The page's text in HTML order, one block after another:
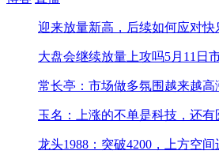
迎来放量新高，后续如何应对快
大盘会继续放量上攻吗5月11日
常长亭：市场做多氛围越来越高
玉名：上涨的不单是科技，还有
龙头1988：突破4200，上方空间